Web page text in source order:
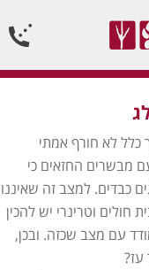
כלל לא חורף אמתי
מבשרים החזאים כי
כבדים. למצב זה שאיננו
חולים וטרינרי יש להכין
עם מצב שכזה. ובכן,
עז?